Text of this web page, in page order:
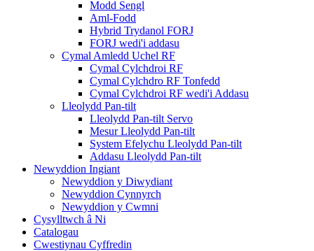
Modd Sengl
Aml-Fodd
Hybrid Trydanol FORJ
FORJ wedi'i addasu
Cymal Amledd Uchel RF
Cymal Cylchdroi RF
Cymal Cylchdro RF Tonfedd
Cymal Cylchdroi RF wedi'i Addasu
Lleolydd Pan-tilt
Lleolydd Pan-tilt Servo
Mesur Lleolydd Pan-tilt
System Efelychu Lleolydd Pan-tilt
Addasu Lleolydd Pan-tilt
Newyddion Ingiant
Newyddion y Diwydiant
Newyddion Cynnyrch
Newyddion y Cwmni
Cysylltwch â Ni
Catalogau
Cwestiynau Cyffredin